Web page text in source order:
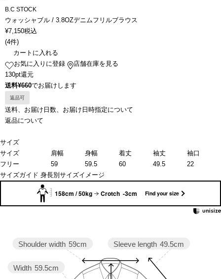
B.C STOCK
ウォッシャブル / 3.8OZデニムフリルブラウス
¥7,150税込
(4件)
カートに入れる
お気に入りに登録
店舗在庫を見る
130pt還元
送料¥660でお届けします
返品可
送料、お届け日数、お届け日時指定について
返品について
サイズ
サイズ
肩幅 身幅 着丈 袖丈
袖口
フリー
59 59.5 60 49.5
22
サイズガイド 身長別サイズイメージ
158cm / 50kg Crotch -3cm Find your size
Sleeve length 49.5cm
Width 59.5cm
Shoulder width 59cm